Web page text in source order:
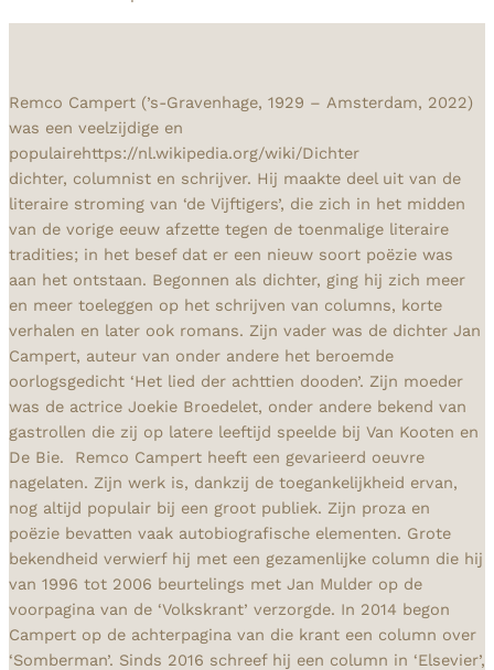
Remco Campert (’s-Gravenhage, 1929 – Amsterdam, 2022)
was een veelzijdige en
populairehttps://nl.wikipedia.org/wiki/Dichter
dichter, columnist en schrijver. Hij maakte deel uit van de
literaire stroming van ‘de Vijftigers’, die zich in het midden
van de vorige eeuw afzette tegen de toenmalige literaire
tradities; in het besef dat er een nieuw soort poëzie was
aan het ontstaan. Begonnen als dichter, ging hij zich meer
en meer toeleggen op het schrijven van columns, korte
verhalen en later ook romans. Zijn vader was de dichter Jan
Campert, auteur van onder andere het beroemde
oorlogsgedicht ‘Het lied der achttien dooden’. Zijn moeder
was de actrice Joekie Broedelet, onder andere bekend van
gastrollen die zij op latere leeftijd speelde bij Van Kooten en
De Bie. Remco Campert heeft een gevarieerd oeuvre
nagelaten. Zijn werk is, dankzij de toegankelijkheid ervan,
nog altijd populair bij een groot publiek. Zijn proza en
poëzie bevatten vaak autobiografische elementen. Grote
bekendheid verwierf hij met een gezamenlijke column die hij
van 1996 tot 2006 beurtelings met Jan Mulder op de
voorpagina van de ‘Volkskrant’ verzorgde. In 2014 begon
Campert op de achterpagina van die krant een column over
‘Somberman’. Sinds 2016 schreef hij een column in ‘Elsevier’,